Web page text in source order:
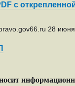
с
28 июня